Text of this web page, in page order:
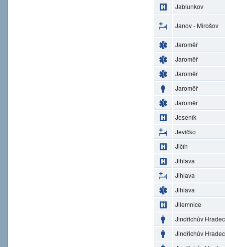
Jablunkov
Janov - Mirošov
Jaroměř
Jaroměř
Jaroměř
Jaroměř
Jaroměř
Jeseník
Jevíčko
Jičín
Jihlava
Jihlava
Jihlava
Jilemnice
Jindřichův Hradec
Jindřichův Hradec